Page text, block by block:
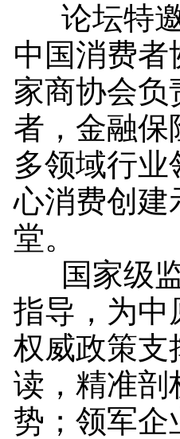
论坛特邀
中国消费者
家商协会负
者，金融保
多领域行
心消费创建
堂。
国家级监
指导，为中
权威政策支
读，精准剖
势；领军企